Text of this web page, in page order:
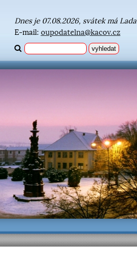
Dnes je 07.08.2026, svátek má Lada
E-mail: oupodatelna@kacov.cz